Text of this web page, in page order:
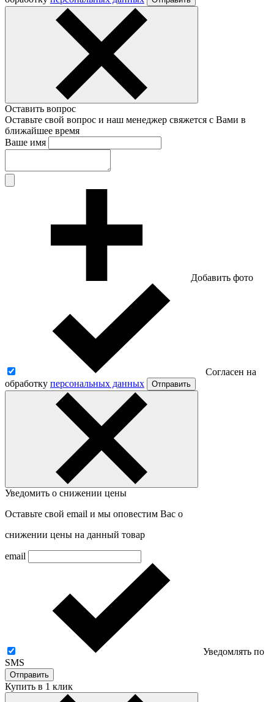
Оставить вопрос
Оставьте свой вопрос и наш менеджер свяжется с Вами в
ближайшее время
Ваше имя
Добавить фото
Согласен на
обработку персональных данных Отправить
Уведомить о снижении цены
Оставьте свой email и мы оповестим Вас о
снижении цены на данный товар
email
Уведомлять по
SMS
Отправить
Купить в 1 клик